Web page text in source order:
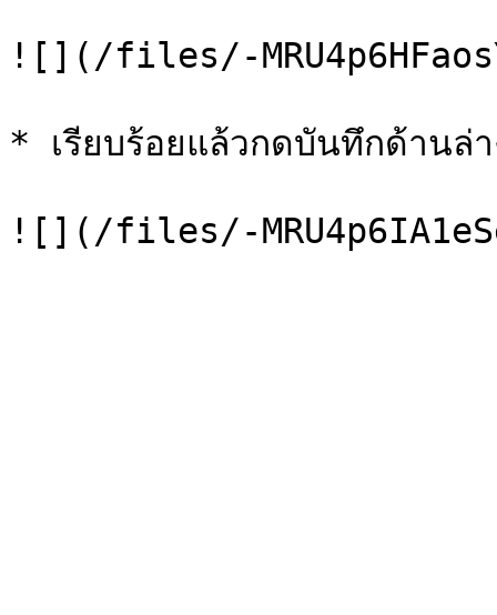
![](/files/-
* เรียบร้อยแล้วกดบันทึกด้านล่